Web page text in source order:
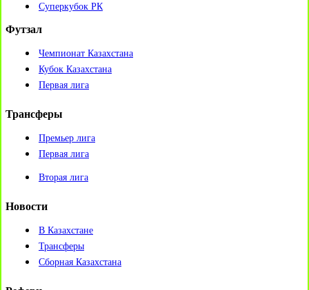
Суперкубок РК
Футзал
Чемпионат Казахстана
Кубок Казахстана
Первая лига
Трансферы
Премьер лига
Первая лига
Вторая лига
Новости
В Казахстане
Трансферы
Сборная Казахстана